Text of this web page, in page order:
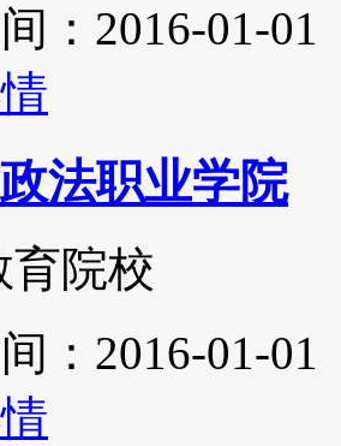
：2016-01-01
法职业学院
育院校
：2016-01-01